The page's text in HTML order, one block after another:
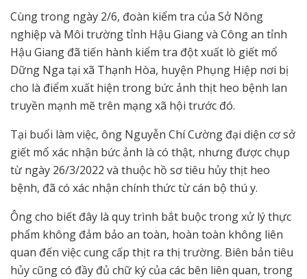
Cùng trong ngày 2/6, đoàn kiểm tra của Sở Nông
nghiệp và Môi trường tỉnh Hậu Giang và Công an tỉnh
Hậu Giang đã tiến hành kiểm tra đột xuất lò giết mổ
Dững Nga tại xã Thạnh Hòa, huyện Phụng Hiệp nơi bị
cho là điểm xuất hiện trong bức ảnh thịt heo bệnh lan
truyền mạnh mẽ trên mạng xã hội trước đó.
Tại buổi làm việc, ông Nguyễn Chí Cường đại diện cơ sở
giết mổ xác nhận bức ảnh là có thật, nhưng được chụp
từ ngày 26/3/2022 và thuộc hồ sơ tiêu hủy thịt heo
bệnh, đã có xác nhận chính thức từ cán bộ thú y.
Ông cho biết đây là quy trình bắt buộc trong xử lý thực
phẩm không đảm bảo an toàn, hoàn toàn không liên
quan đến việc cung cấp thịt ra thị trường. Biên bản tiêu
hủy cũng có đầy đủ chữ ký của các bên liên quan, trong